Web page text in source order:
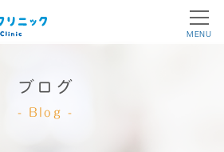
MENU
ブログ
Blog